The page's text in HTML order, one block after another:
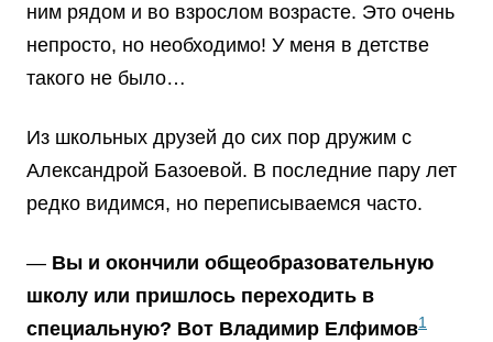
ним рядом и во взрослом возрасте. Это очень
непросто, но необходимо! У меня в детстве
такого не было…
Из школьных друзей до сих пор дружим с
Александрой Базоевой. В последние пару лет
редко видимся, но переписываемся часто.
— Вы и окончили общеобразовательную
школу или пришлось переходить в
специальную? Вот Владимир Елфимов1